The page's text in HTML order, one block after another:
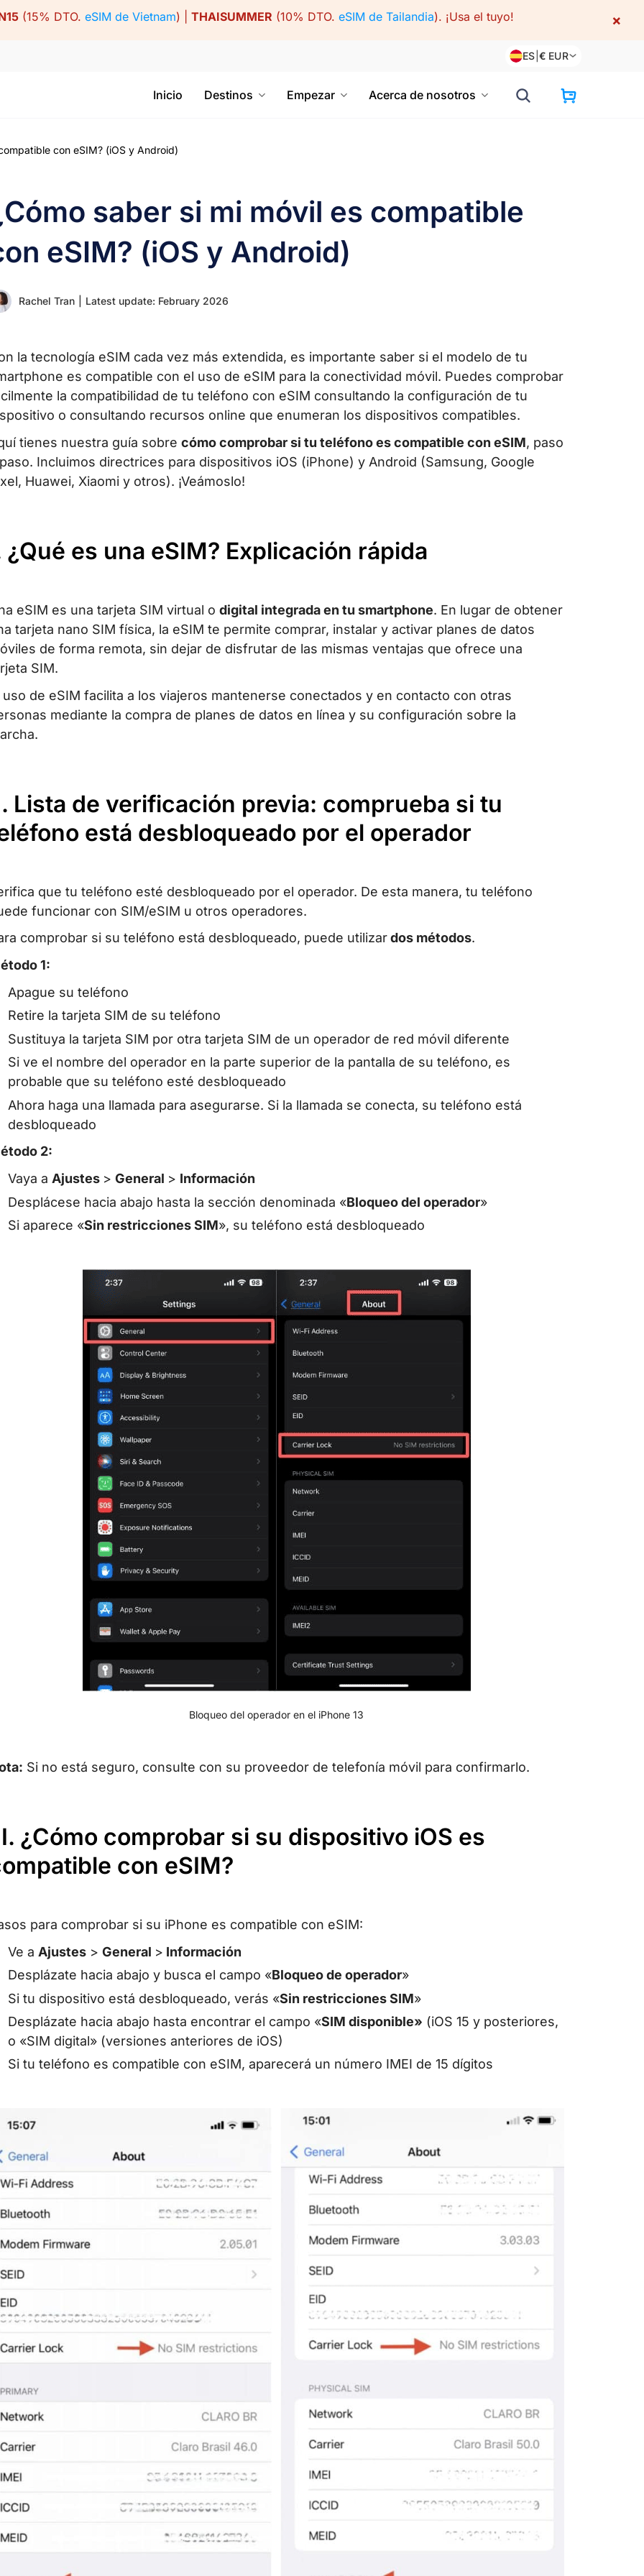
(15% DTO. eSIM de Vietnam) | THAISUMMER (10% DTO. eSIM de Tailandia). ¡Usa el tuyo! ×
ES |€ EUR
Inicio Destinos Empezar Acerca de nosotros
con eSIM? (iOS y Android)
saber si mi móvil es compatible
eSIM? (iOS y Android)
Rachel Tran Latest update: February 2026
la tecnología eSIM cada vez más extendida, es importante saber si el modelo de tu
es compatible con el uso de eSIM para la conectividad móvil. Puedes comprobar
la compatibilidad de tu teléfono con eSIM consultando la configuración de tu
o consultando recursos online que enumeran los dispositivos compatibles.
tienes nuestra guía sobre cómo comprobar si tu teléfono es compatible con eSIM, paso
Incluimos directrices para dispositivos iOS (iPhone) y Android (Samsung, Google
Huawei, Xiaomi y otros). ¡Veámoslo!
¿Qué es una eSIM? Explicación rápida
eSIM es una tarjeta SIM virtual o digital integrada en tu smartphone. En lugar de obtener
tarjeta nano SIM física, la eSIM te permite comprar, instalar y activar planes de datos
de forma remota, sin dejar de disfrutar de las mismas ventajas que ofrece una
SIM.
uso de eSIM facilita a los viajeros mantenerse conectados y en contacto con otras
mediante la compra de planes de datos en línea y su configuración sobre la
Lista de verificación previa: comprueba si tu
está desbloqueado por el operador
que tu teléfono esté desbloqueado por el operador. De esta manera, tu teléfono
funcionar con SIM/eSIM u otros operadores.
comprobar si su teléfono está desbloqueado, puede utilizardos métodos.
1:
Apague su teléfono
Retire la tarjeta SIM de su teléfono
Sustituya la tarjeta SIM por otra tarjeta SIM de un operador de red móvil diferente
Si ve el nombre del operador en la parte superior de la pantalla de su teléfono, es
probable que su teléfono esté desbloqueado
Ahora haga una llamada para asegurarse. Si la llamada se conecta, su teléfono está
desbloqueado
2:
Vaya a Ajustes > General > Información
Desplácese hacia abajo hasta la sección denominada «Bloqueo del operador»
Si aparece «Sin restricciones SIM», su teléfono está desbloqueado
Bloqueo del operador en el iPhone 13
Si no está seguro, consulte con su proveedor de telefonía móvil para confirmarlo.
¿Cómo comprobar si su dispositivo iOS es
con eSIM?
para comprobar si su iPhone es compatible con eSIM:
Ve a Ajustes > General > Información
Desplázate hacia abajo y busca el campo «Bloqueo de operador»
Si tu dispositivo está desbloqueado, verás «Sin restricciones SIM»
Desplázate hacia abajo hasta encontrar el campo «SIM disponible» (iOS 15 y posteriores,
o «SIM digital» (versiones anteriores de iOS)
Si tu teléfono es compatible con eSIM, aparecerá un número IMEI de 15 dígitos